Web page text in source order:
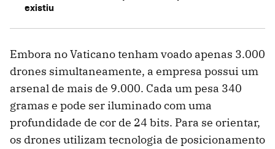
existiu
Embora no Vaticano tenham voado apenas 3.000
drones simultaneamente, a empresa possui um
arsenal de mais de 9.000. Cada um pesa 340
gramas e pode ser iluminado com uma
profundidade de cor de 24 bits. Para se orientar,
os drones utilizam tecnologia de posicionamento